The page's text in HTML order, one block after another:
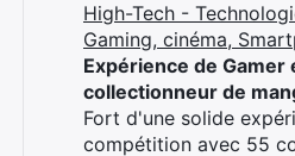
High-Tech -
Gaming, cinéma,
Expérience de Gamer
collectionneur de
Fort d'une solide
compétition avec 55